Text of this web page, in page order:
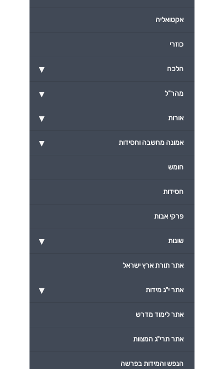
אקטואליה
כוזרי
▾ הלכה
▾ מהר"ל
▾ אורות
▾ אמונה מחשבה וחסידות
חומש
חסידות
פרקי אבות
▾ שונות
אתר תורת ארץ ישראל
▾ אתר י"ג מידות
אתר לימוד מדרש
אתר תרי"ג המצוות
הנפש והמידות בפרשה